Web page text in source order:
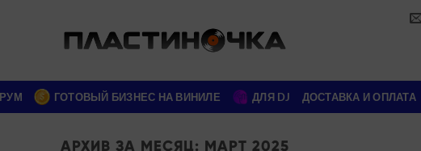
ГОТОВЫЙ БИЗНЕС НА ВИНИЛЕ ДЛЯ DJ ДОСТАВКА И ОПЛАТА
АРХИВ ЗА МЕСЯЦ: МАРТ 2025